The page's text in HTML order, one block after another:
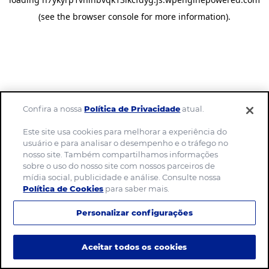
(see the browser console for more information).
Confira a nossaPolítica de Privacidadeatual.
Este site usa cookies para melhorar a experiência do
usuário e para analisar o desempenho e o tráfego no
nosso site. Também compartilhamos informações
sobre o uso do nosso site com nossos parceiros de
mídia social, publicidade e análise. Consulte nossa
Política de Cookies para saber mais.
Personalizar configurações
Aceitar todos os cookies